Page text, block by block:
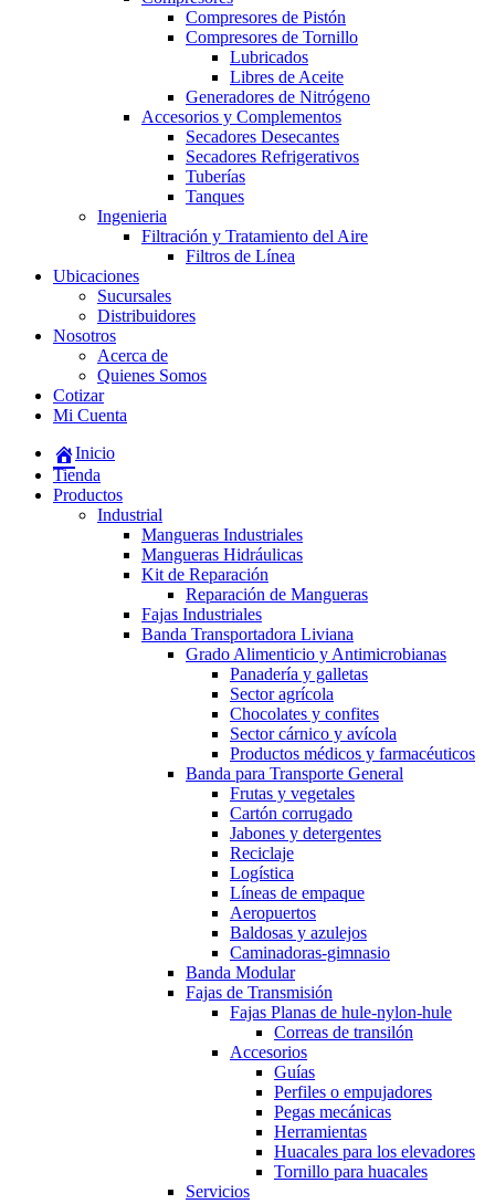
Compresores de Pistón
Compresores de Tornillo
Lubricados
Libres de Aceite
Generadores de Nitrógeno
Accesorios y Complementos
Secadores Desecantes
Secadores Refrigerativos
Tuberías
Tanques
Ingenieria
Filtración y Tratamiento del Aire
Filtros de Línea
Ubicaciones
Sucursales
Distribuidores
Nosotros
Acerca de
Quienes Somos
Cotizar
Mi Cuenta
Inicio
Tienda
Productos
Industrial
Mangueras Industriales
Mangueras Hidráulicas
Kit de Reparación
Reparación de Mangueras
Fajas Industriales
Banda Transportadora Liviana
Grado Alimenticio y Antimicrobianas
Panadería y galletas
Sector agrícola
Chocolates y confites
Sector cárnico y avícola
Productos médicos y farmacéuticos
Banda para Transporte General
Frutas y vegetales
Cartón corrugado
Jabones y detergentes
Reciclaje
Logística
Líneas de empaque
Aeropuertos
Baldosas y azulejos
Caminadoras-gimnasio
Banda Modular
Fajas de Transmisión
Fajas Planas de hule-nylon-hule
Correas de transilón
Accesorios
Guías
Perfiles o empujadores
Pegas mecánicas
Herramientas
Huacales para los elevadores
Tornillo para huacales
Servicios